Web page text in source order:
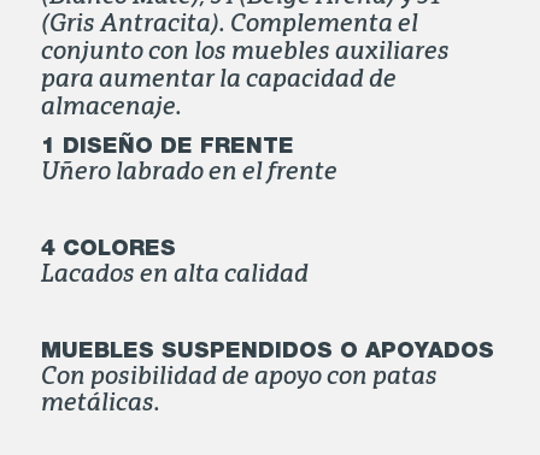
(Blanco Mate), 34 (Beige Arena) y 51
(Gris Antracita). Complementa el
conjunto con los muebles auxiliares
para aumentar la capacidad de
almacenaje.
1 DISEÑO DE FRENTE
Uñero labrado en el frente
4 COLORES
MUEBLES SUSPENDIDOS O APOYADOS
Con posibilidad de apoyo con patas